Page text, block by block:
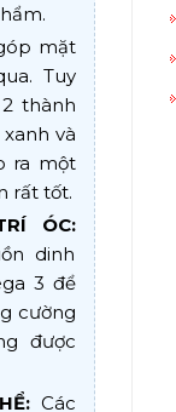
mặt
Tuy
thành
và
ra một
rất tốt.
ÓC:
dinh
3 để
cường
được
Các